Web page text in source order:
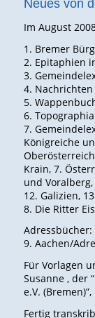
Neues von
Im August
1. Bremer
2. Epitaphien
3.
4.
5.
6.
7.
Königreiche
Krain, 7.
und
12. Galizien,
8. Die Ritter
Adressbücher:
9. Aachen/
Für Vorlagen
Susanne , der
e.V.
Fertig